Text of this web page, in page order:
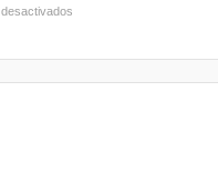
desactivados